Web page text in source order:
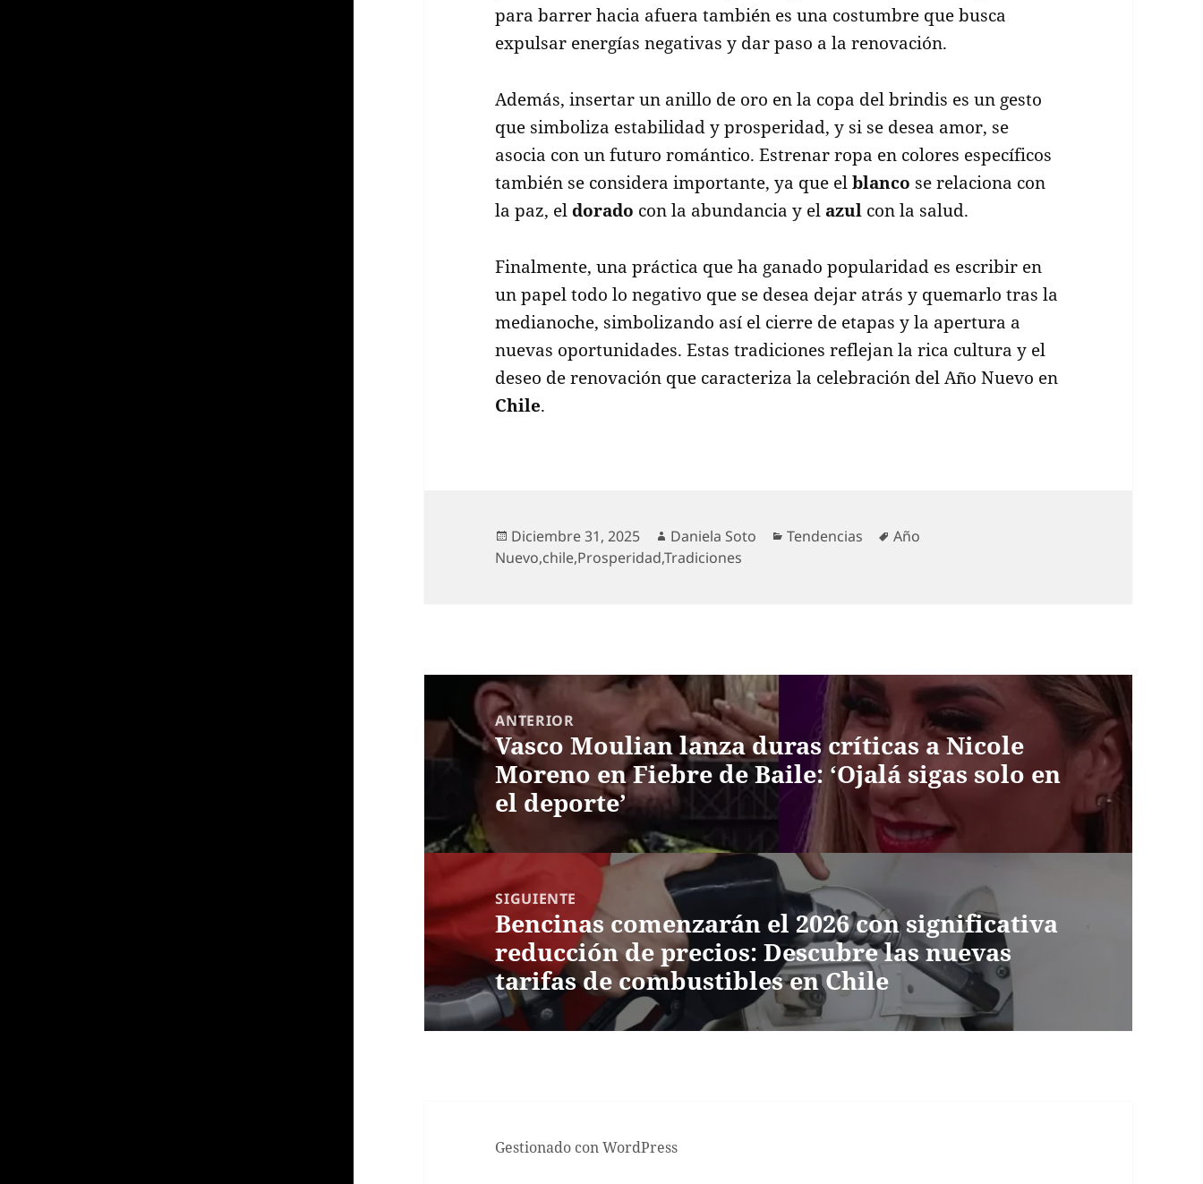
para barrer hacia afuera también es una costumbre que busca
expulsar energías negativas y dar paso a la renovación.
Además, insertar un anillo de oro en la copa del brindis es un gesto
que simboliza estabilidad y prosperidad, y si se desea amor, se
asocia con un futuro romántico. Estrenar ropa en colores específicos
también se considera importante, ya que elblanco se relaciona con
la paz, eldorado con la abundancia y el azul con la salud.
Finalmente, una práctica que ha ganado popularidad es escribir en
un papel todo lo negativo que se desea dejar atrás y quemarlo tras la
medianoche, simbolizando así el cierre de etapas y la apertura a
nuevas oportunidades. Estas tradiciones reflejan la rica cultura y el
deseo de renovación que caracteriza la celebración del Año Nuevo en
Chile.
Publicado
el
Diciembre 31, 2025 Autor
Daniela Soto Categorías
Tendencias Etiquetas
Año
Nuevo,chile,Prosperidad,Tradiciones
Navegación
de
entradas
ANTERIOR
Entrada
anterior:
Vasco Moulian lanza duras críticas a Nicole
Moreno en Fiebre de Baile: ‘Ojalá sigas solo en
el deporte’
SIGUIENTE
Entrada
siguiente:
Bencinas comenzarán el 2026 con significativa
reducción de precios: Descubre las nuevas
tarifas de combustibles en Chile
Gestionado con WordPress